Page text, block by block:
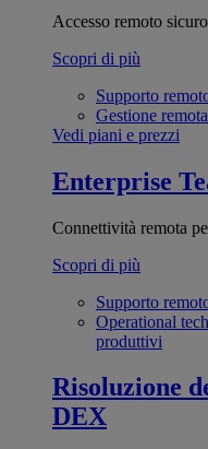
Accesso remoto
Scopri di più
Supporto
Gestione remota
Vedi piani e prezzi
Enterprise
Connettività remota
Scopri di più
Supporto
Operational
produttivi
Risoluzione
DEX